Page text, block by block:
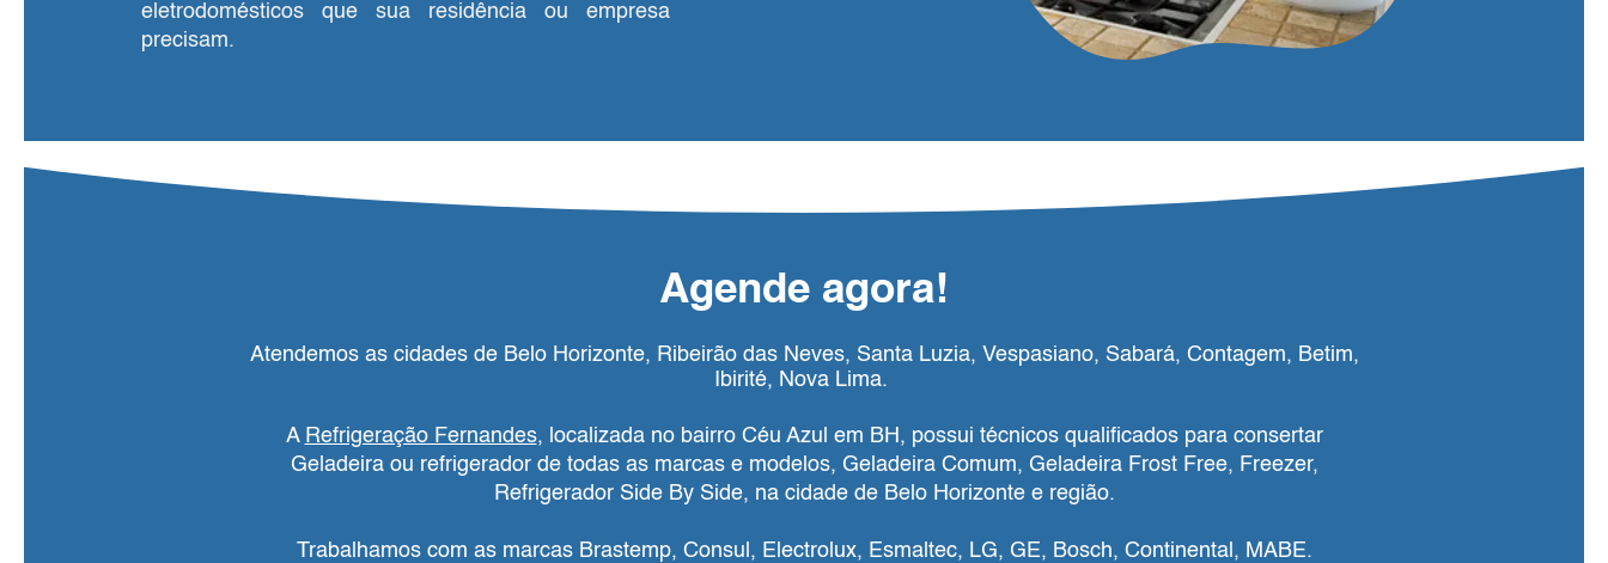
eletrodomésticos que sua residência ou empresa
precisam.
Agende agora!
Atendemos as cidades de Belo Horizonte, Ribeirão das Neves, Santa Luzia, Vespasiano, Sabará, Contagem, Betim,
Ibirité, Nova Lima.
A Refrigeração Fernandes, localizada no bairro Céu Azul em BH, possui técnicos qualificados para consertar
Geladeira ou refrigerador de todas as marcas e modelos, Geladeira Comum, Geladeira Frost Free, Freezer,
Refrigerador Side By Side, na cidade de Belo Horizonte e região.
Trabalhamos com as marcas Brastemp, Consul, Electrolux, Esmaltec, LG, GE, Bosch, Continental, MABE.